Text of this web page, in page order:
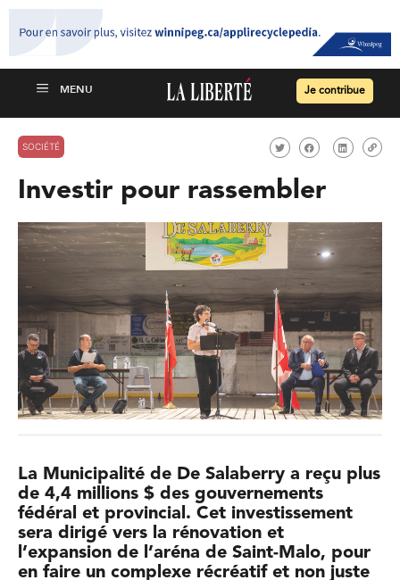
Je contribue
SOCIÉTÉ
Investir pour rassembler
La Municipalité de De Salaberry a reçu plus
de 4,4 millions $ des gouvernements
fédéral et provincial. Cet investissement
sera dirigé vers la rénovation et
l’expansion de l’aréna de Saint-Malo, pour
en faire un complexe récréatif et non juste